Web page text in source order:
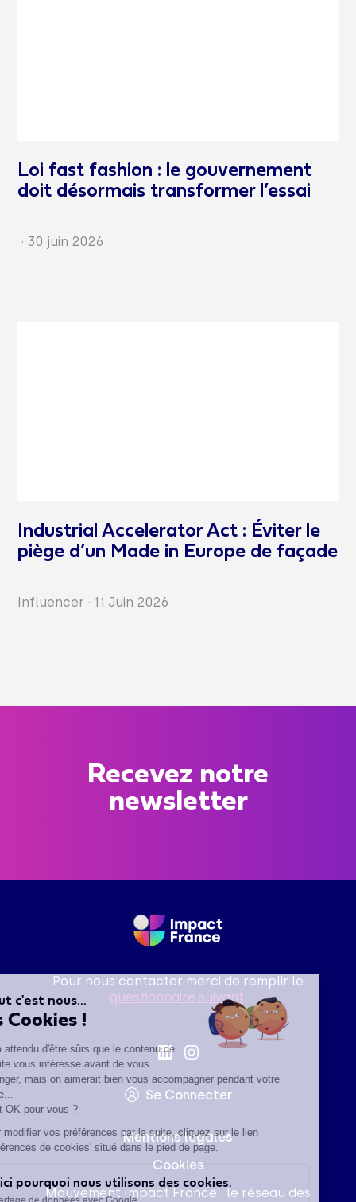
Loi fast fashion : le gouvernement
doit désormais transformer l’essai
· 30 juin 2026
Industrial Accelerator Act : Éviter le
piège d’un Made in Europe de façade
Influencer · 11 Juin 2026
Recevez notre
newsletter
Pour nous contacter merci de remplir le
questionnaire suivant.
Se Connecter
Mentions légales
Cookies
Mouvement Impact France : le réseau des
Salut c'est nous...
les Cookies !
On a attendu d'être sûrs que le contenu de
ce site vous intéresse avant de vous
déranger, mais on aimerait bien vous accompagner pendant votre
C'est OK pour vous ?
Pour modifier vos préférences par la suite, cliquez sur le lien
'Préférences de cookies' situé dans le pied de page.
Voici pourquoi nous utilisons des cookies.